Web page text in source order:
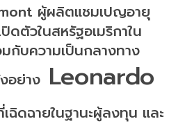
ผู้ผลิตแชมเปญอายุ
ดตัวในสหรัฐอเมริกาใน
กับความเป็นกลางทาง
อย่าง Leonardo
เฉิดฉายในฐานะผู้ลงทุน และ